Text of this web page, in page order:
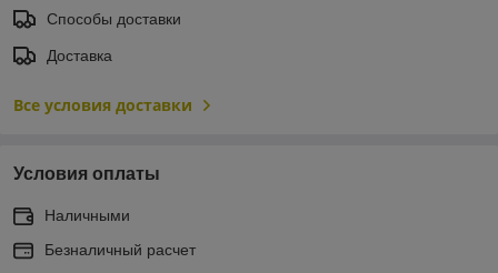
Способы доставки
Доставка
Все условия доставки
Условия оплаты
Наличными
Безналичный расчет